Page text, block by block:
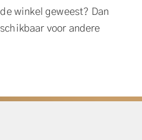
winkel geweest? Dan
voor andere